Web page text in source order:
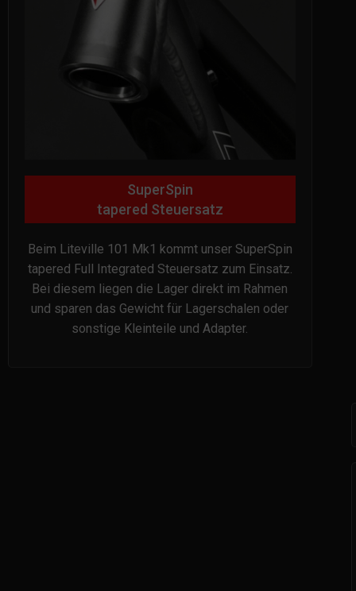
SuperSpin
tapered Steuersatz
Beim Liteville 101 Mk1 kommt unser SuperSpin
tapered Full Integrated Steuersatz zum Einsatz.
Bei diesem liegen die Lager direkt im Rahmen
und sparen das Gewicht für Lagerschalen oder
sonstige Kleinteile und Adapter.